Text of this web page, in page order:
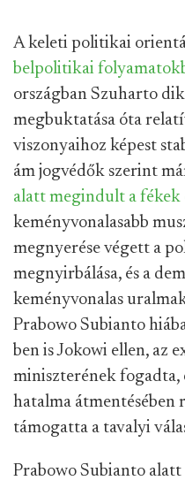
A keleti politikai
belpolitikai
országban Szuharto
megbuktatása óta
viszonyaihoz képest
ám jogvédők szerint
alatt megindult a fékek
keményvonalasabb
megnyerése végett a
megnyirbálása, és a
keményvonalas
Prabowo Subianto
ben is Jokowi ellen, az
miniszterének fogadta,
hatalma átmentésében
támogatta a tavalyi
Prabowo Subianto